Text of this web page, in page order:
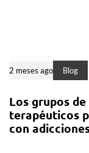
2 meses ago Blog
Los grupos
terapéuticos
con